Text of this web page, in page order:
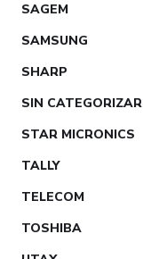
SAGEM
SAMSUNG
SHARP
SIN CATEGORIZAR
STAR MICRONICS
TALLY
TELECOM
TOSHIBA